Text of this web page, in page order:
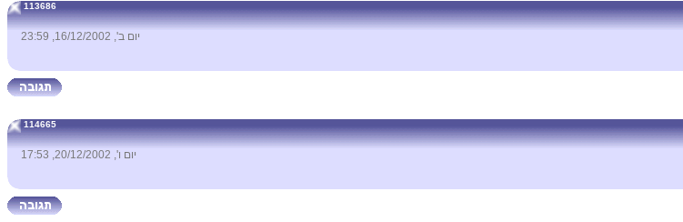
113686
יום ב', 16/12/2002, 23:59
114665
יום ו', 20/12/2002, 17:53